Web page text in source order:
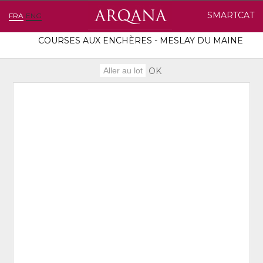
FRA ENG SMARTCAT
OK
COURSES AUX ENCHÈRES - MESLAY DU MAINE